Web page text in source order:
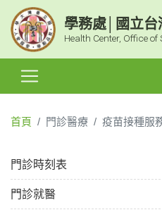
學務處│國立
Health Center, Office
首頁 門診醫療 疫苗接種服
門診時刻表
門診就醫